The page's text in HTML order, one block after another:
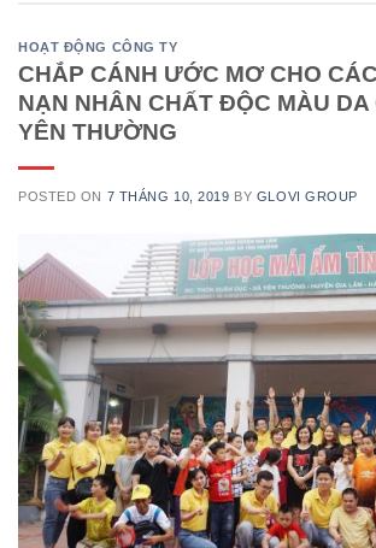
HOẠT ĐỘNG CÔNG TY
CHẮP CÁNH ƯỚC MƠ CHO
NẠN NHÂN CHẤT ĐỘC MÀU DA
YÊN THƯỜNG
POSTED ON 7 THÁNG 10, 2019 BY GLOVI GROUP